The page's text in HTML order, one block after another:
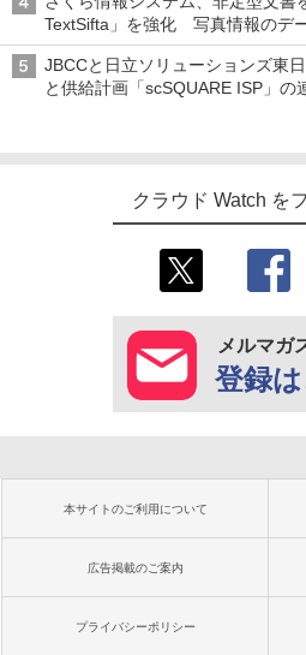
TextSifta」を強化 写真情報のデ
JBCCと日立ソリューションズ東
と供給計画「scSQUARE ISP」の
クラウド Watch を
メルマガ
登録
本サイトのご利用について
広告掲載のご案内
プライバシーポリシー